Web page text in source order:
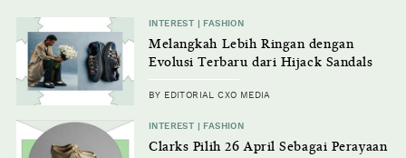
INTEREST | FASHION
Melangkah Lebih Ringan dengan
Evolusi Terbaru dari Hijack Sandals
BY EDITORIAL CXO MEDIA
INTEREST | FASHION
Clarks Pilih 26 April Sebagai Perayaan